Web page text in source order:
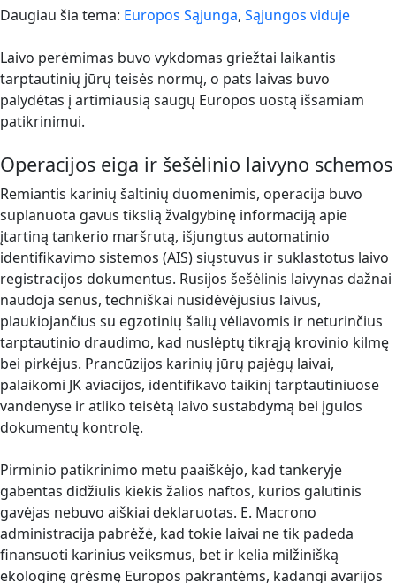
Daugiau šia tema: Europos Sąjunga, Sąjungos viduje
Laivo perėmimas buvo vykdomas griežtai laikantis
tarptautinių jūrų teisės normų, o pats laivas buvo
palydėtas į artimiausią saugų Europos uostą išsamiam
patikrinimui.
Operacijos eiga ir šešėlinio laivyno schemos
Remiantis karinių šaltinių duomenimis, operacija buvo
suplanuota gavus tikslią žvalgybinę informaciją apie
įtartiną tankerio maršrutą, išjungtus automatinio
identifikavimo sistemos (AIS) siųstuvus ir suklastotus laivo
registracijos dokumentus. Rusijos šešėlinis laivynas dažnai
naudoja senus, techniškai nusidėvėjusius laivus,
plaukiojančius su egzotinių šalių vėliavomis ir neturinčius
tarptautinio draudimo, kad nuslėptų tikrąją krovinio kilmę
bei pirkėjus. Prancūzijos karinių jūrų pajėgų laivai,
palaikomi JK aviacijos, identifikavo taikinį tarptautiniuose
vandenyse ir atliko teisėtą laivo sustabdymą bei įgulos
dokumentų kontrolę.
Pirminio patikrinimo metu paaiškėjo, kad tankeryje
gabentas didžiulis kiekis žalios naftos, kurios galutinis
gavėjas nebuvo aiškiai deklaruotas. E. Macrono
administracija pabrėžė, kad tokie laivai ne tik padeda
finansuoti karinius veiksmus, bet ir kelia milžinišką
ekologinę grėsmę Europos pakrantėms, kadangi avarijos